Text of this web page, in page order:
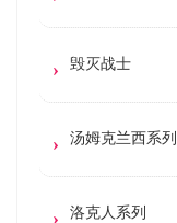
毁灭战士
汤姆克兰西系列
洛克人系列